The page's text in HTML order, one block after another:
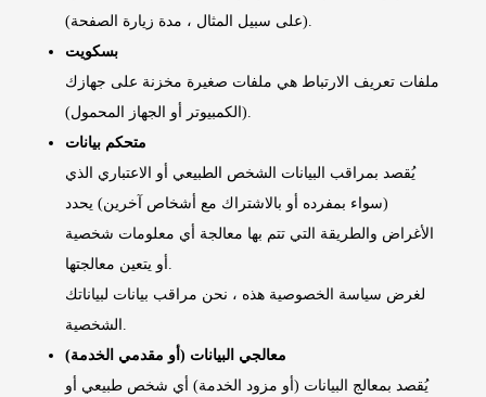
(على سبيل المثال ، مدة زيارة الصفحة).
بسكويت
ملفات تعريف الارتباط هي ملفات صغيرة مخزنة على جهازك
(الكمبيوتر أو الجهاز المحمول).
متحكم بيانات
يُقصد بمراقب البيانات الشخص الطبيعي أو الاعتباري الذي
(سواء بمفرده أو بالاشتراك مع أشخاص آخرين) يحدد
الأغراض والطريقة التي تتم بها معالجة أي معلومات شخصية
أو يتعين معالجتها.
لغرض سياسة الخصوصية هذه ، نحن مراقب بيانات لبياناتك
الشخصية.
معالجي البيانات (أو مقدمي الخدمة)
يُقصد بمعالج البيانات (أو مزود الخدمة) أي شخص طبيعي أو